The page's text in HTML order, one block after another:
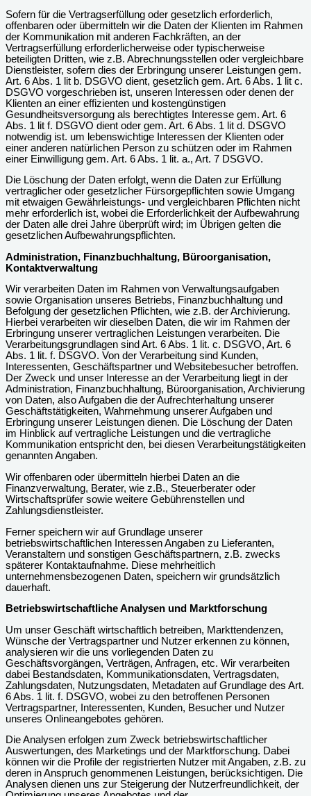
Sofern für die Vertragserfüllung oder gesetzlich erforderlich,
offenbaren oder übermitteln wir die Daten der Klienten im Rahmen
der Kommunikation mit anderen Fachkräften, an der
Vertragserfüllung erforderlicherweise oder typischerweise
beteiligten Dritten, wie z.B. Abrechnungsstellen oder vergleichbare
Dienstleister, sofern dies der Erbringung unserer Leistungen gem.
Art. 6 Abs. 1 lit b. DSGVO dient, gesetzlich gem. Art. 6 Abs. 1 lit c.
DSGVO vorgeschrieben ist, unseren Interessen oder denen der
Klienten an einer effizienten und kostengünstigen
Gesundheitsversorgung als berechtigtes Interesse gem. Art. 6
Abs. 1 lit f. DSGVO dient oder gem. Art. 6 Abs. 1 lit d. DSGVO
notwendig ist. um lebenswichtige Interessen der Klienten oder
einer anderen natürlichen Person zu schützen oder im Rahmen
einer Einwilligung gem. Art. 6 Abs. 1 lit. a., Art. 7 DSGVO.
Die Löschung der Daten erfolgt, wenn die Daten zur Erfüllung
vertraglicher oder gesetzlicher Fürsorgepflichten sowie Umgang
mit etwaigen Gewährleistungs- und vergleichbaren Pflichten nicht
mehr erforderlich ist, wobei die Erforderlichkeit der Aufbewahrung
der Daten alle drei Jahre überprüft wird; im Übrigen gelten die
gesetzlichen Aufbewahrungspflichten.
Administration, Finanzbuchhaltung, Büroorganisation,
Kontaktverwaltung
Wir verarbeiten Daten im Rahmen von Verwaltungsaufgaben
sowie Organisation unseres Betriebs, Finanzbuchhaltung und
Befolgung der gesetzlichen Pflichten, wie z.B. der Archivierung.
Hierbei verarbeiten wir dieselben Daten, die wir im Rahmen der
Erbringung unserer vertraglichen Leistungen verarbeiten. Die
Verarbeitungsgrundlagen sind Art. 6 Abs. 1 lit. c. DSGVO, Art. 6
Abs. 1 lit. f. DSGVO. Von der Verarbeitung sind Kunden,
Interessenten, Geschäftspartner und Websitebesucher betroffen.
Der Zweck und unser Interesse an der Verarbeitung liegt in der
Administration, Finanzbuchhaltung, Büroorganisation, Archivierung
von Daten, also Aufgaben die der Aufrechterhaltung unserer
Geschäftstätigkeiten, Wahrnehmung unserer Aufgaben und
Erbringung unserer Leistungen dienen. Die Löschung der Daten
im Hinblick auf vertragliche Leistungen und die vertragliche
Kommunikation entspricht den, bei diesen Verarbeitungstätigkeiten
genannten Angaben.
Wir offenbaren oder übermitteln hierbei Daten an die
Finanzverwaltung, Berater, wie z.B., Steuerberater oder
Wirtschaftsprüfer sowie weitere Gebührenstellen und
Zahlungsdienstleister.
Ferner speichern wir auf Grundlage unserer
betriebswirtschaftlichen Interessen Angaben zu Lieferanten,
Veranstaltern und sonstigen Geschäftspartnern, z.B. zwecks
späterer Kontaktaufnahme. Diese mehrheitlich
unternehmensbezogenen Daten, speichern wir grundsätzlich
dauerhaft.
Betriebswirtschaftliche Analysen und Marktforschung
Um unser Geschäft wirtschaftlich betreiben, Markttendenzen,
Wünsche der Vertragspartner und Nutzer erkennen zu können,
analysieren wir die uns vorliegenden Daten zu
Geschäftsvorgängen, Verträgen, Anfragen, etc. Wir verarbeiten
dabei Bestandsdaten, Kommunikationsdaten, Vertragsdaten,
Zahlungsdaten, Nutzungsdaten, Metadaten auf Grundlage des Art.
6 Abs. 1 lit. f. DSGVO, wobei zu den betroffenen Personen
Vertragspartner, Interessenten, Kunden, Besucher und Nutzer
unseres Onlineangebotes gehören.
Die Analysen erfolgen zum Zweck betriebswirtschaftlicher
Auswertungen, des Marketings und der Marktforschung. Dabei
können wir die Profile der registrierten Nutzer mit Angaben, z.B. zu
deren in Anspruch genommenen Leistungen, berücksichtigen. Die
Analysen dienen uns zur Steigerung der Nutzerfreundlichkeit, der